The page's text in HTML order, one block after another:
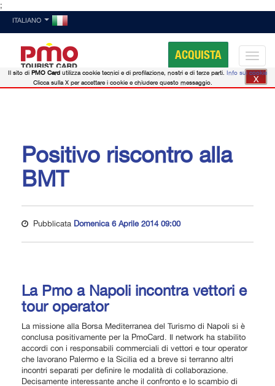
;
ITALIANO
ACQUISTA
Positivo riscontro alla
BMT
Pubblicata Domenica 6 Aprile 2014 09:00
La Pmo a Napoli incontra vettori e
tour operator
La missione alla Borsa Mediterranea del Turismo di Napoli si è
conclusa positivamente per la PmoCard. Il network ha stabilito
accordi con i responsabili commerciali di vettori e tour operator
che lavorano Palermo e la Sicilia ed a breve si terranno altri
incontri separati per definire le modalità di collaborazione.
Decisamente interessante anche il confronto e lo scambio di
Il sito di PMO Card utilizza cookie tecnici e di profilazione, nostri e di terze parti. Info sui cookie
Clicca sulla X per accettare i cookie e chiudere questo messaggio.
X